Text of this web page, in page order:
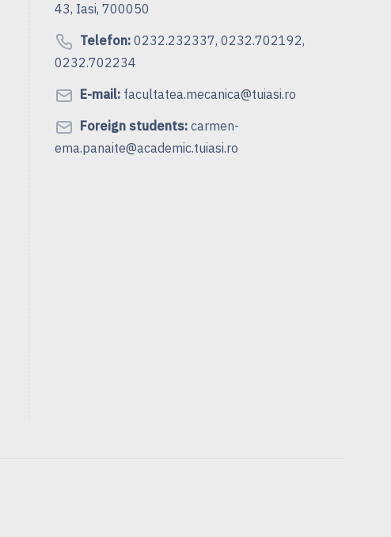
43, Iasi, 700050
Telefon:0232.232337, 0232.702192,
0232.702234
E-mail:facultatea.mecanica@tuiasi.ro
Foreign students:carmen-
ema.panaite@academic.tuiasi.ro